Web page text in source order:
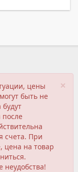
×
цены
быть не
счета. При
цена на товар